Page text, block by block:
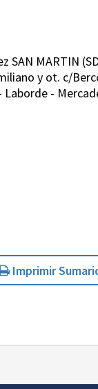
SAN MARTIN
y ot. c/
-
Imprimir